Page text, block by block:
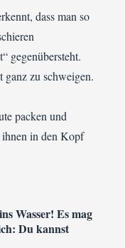
dass man so
gegenübersteht.
ganz zu schweigen.
packen und
ihnen in den Kopf
Wasser! Es mag
Du kannst